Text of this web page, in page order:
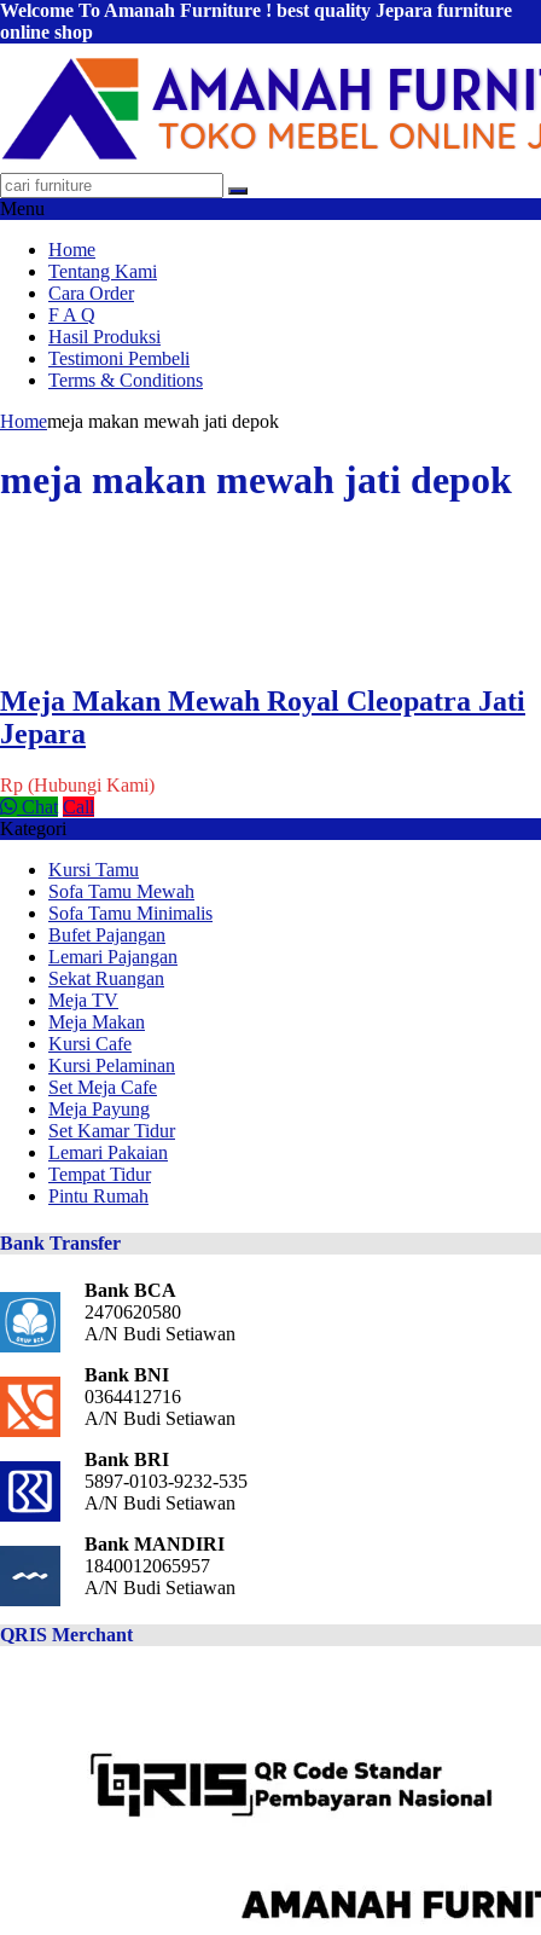
Welcome To Amanah Furniture ! best quality Jepara furniture
online shop
Menu
Home
Tentang Kami
Cara Order
F A Q
Hasil Produksi
Testimoni Pembeli
Terms & Conditions
Homemeja makan mewah jati depok
meja makan mewah jati depok
Meja Makan Mewah Royal Cleopatra Jati
Jepara
Rp (Hubungi Kami)
Chat Call
Kategori
Kursi Tamu
Sofa Tamu Mewah
Sofa Tamu Minimalis
Bufet Pajangan
Lemari Pajangan
Sekat Ruangan
Meja TV
Meja Makan
Kursi Cafe
Kursi Pelaminan
Set Meja Cafe
Meja Payung
Set Kamar Tidur
Lemari Pakaian
Tempat Tidur
Pintu Rumah
Bank Transfer
Bank BCA
2470620580
A/N Budi Setiawan
Bank BNI
0364412716
A/N Budi Setiawan
Bank BRI
5897-0103-9232-535
A/N Budi Setiawan
Bank MANDIRI
1840012065957
A/N Budi Setiawan
QRIS Merchant